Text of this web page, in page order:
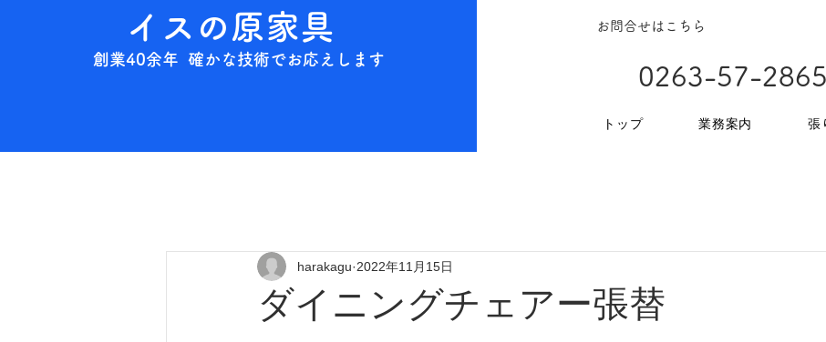
イスの原家具
創業40余年 確かな技術でお応えします
お問合せはこちら
0263-57-2865
トップ 業務案内 張
ダイニングチェアー張替
harakagu 2022年11月15日